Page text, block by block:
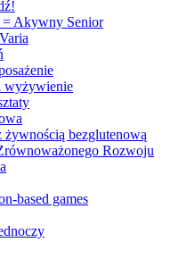
= Akywny Senior
wyżywienie
żywnością bezglutenową
Rozwoju
based games